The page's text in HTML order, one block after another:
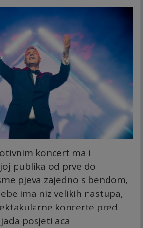
koncertima i
publika od prve do
pjeva zajedno s bendom,
ima niz velikih nastupa,
koncerte pred
posjetilaca.